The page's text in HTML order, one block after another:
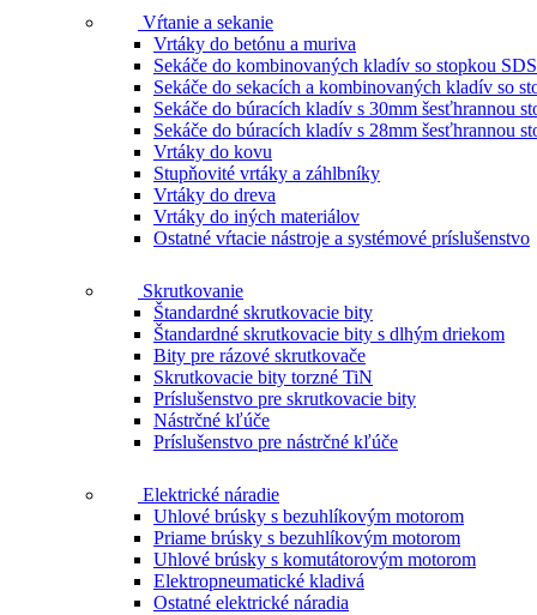
Vŕtanie a sekanie
Vrtáky do betónu a muriva
Sekáče do kombinovaných kladív so stopkou
Sekáče do sekacích a kombinovaných kladív so
Sekáče do búracích kladív s 30mm šesťhrannou
Sekáče do búracích kladív s 28mm šesťhrannou
Vrtáky do kovu
Stupňovité vrtáky a záhlbníky
Vrtáky do dreva
Vrtáky do iných materiálov
Ostatné vŕtacie nástroje a systémové príslušenstvo
Skrutkovanie
Štandardné skrutkovacie bity
Štandardné skrutkovacie bity s dlhým driekom
Bity pre rázové skrutkovače
Skrutkovacie bity torzné TiN
Príslušenstvo pre skrutkovacie bity
Nástrčné kľúče
Príslušenstvo pre nástrčné kľúče
Elektrické náradie
Uhlové brúsky s bezuhlíkovým motorom
Priame brúsky s bezuhlíkovým motorom
Uhlové brúsky s komutátorovým motorom
Elektropneumatické kladivá
Ostatné elektrické náradia